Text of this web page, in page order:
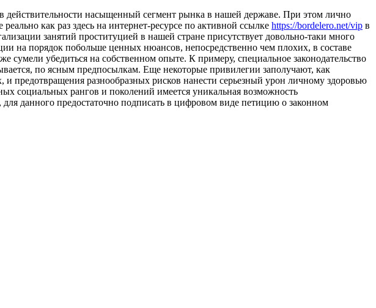
действительности насыщенный сегмент рынка в нашей державе. При этом лично
как раз здесь на интернет-ресурсе по активной ссылке https://bordelero.net/vip в
занятий проституцией в нашей стране присутствует довольно-таки много
на порядок побольше ценных нюансов, непосредственно чем плохих, в составе
убедиться на собственном опыте. К примеру, специальное законодательство
по ясным предпосылкам. Еще некоторые привилегии заполучают, как
предотвращения разнообразных рисков нанести серьезный урон личному здоровью
социальных рангов и поколений имеется уникальная возможность
данного предостаточно подписать в цифровом виде петицию о законном